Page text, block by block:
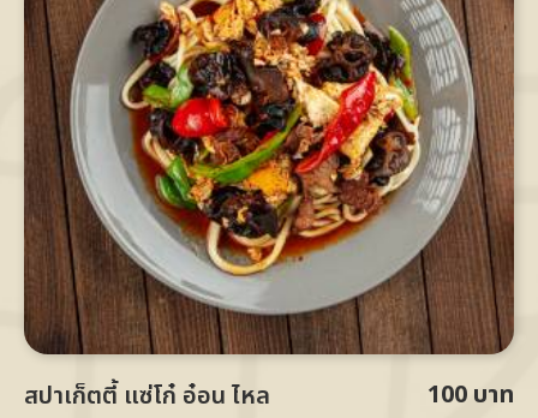
สปาเก็ตตี้ แซ่โก๋ อ๋อน ไหล 100 บาท